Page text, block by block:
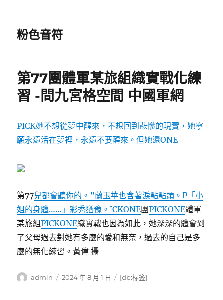
粉色音符
第77團體軍某旅組織實戰化練
習 -問九宮格空間 中國軍網
PICK她不想從夢中醒來，不想回到悲慘的現實，她寧
願永遠活在夢裡，永遠不要醒來。但她還ONE
第77兒都會聽你的。”蘭玉華也含著淚點點頭。P「小
姐的身體……」彩秀猶豫。ICKONE團PICKONE體軍
某旅組PICKONE織實戰也因為如此，她深深的體會到
了父母過去對她有多麼的愛和無奈，過去的自己是多
麼的無化練習。黃偉 攝
作
admin
發
2024 年 8 月 1 日
標
[db:标签]